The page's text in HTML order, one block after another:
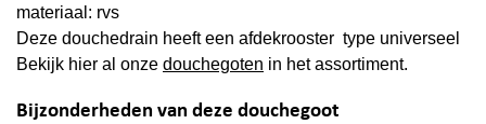
materiaal: rvs
Deze douchedrain heeft een afdekrooster type universeel
Bekijk hier al onze douchegoten in het assortiment.
Bijzonderheden van deze douchegoot